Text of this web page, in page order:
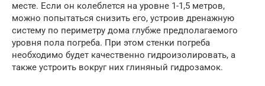
месте. Если он колеблется на уровне 1-1,5 метров,
можно попытаться снизить его, устроив дренажную
систему по периметру дома глубже предполагаемого
уровня пола погреба. При этом стенки погреба
необходимо будет качественно гидроизолировать, а
также устроить вокруг них глиняный гидрозамок.